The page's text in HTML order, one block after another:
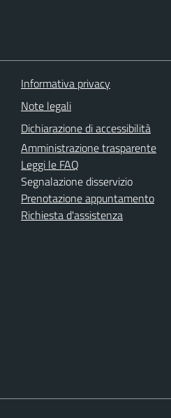
Informativa privacy
Note legali
Dichiarazione di accessibilità
Amministrazione trasparente
Leggi le FAQ
Segnalazione disservizio
Prenotazione appuntamento
Richiesta d'assistenza